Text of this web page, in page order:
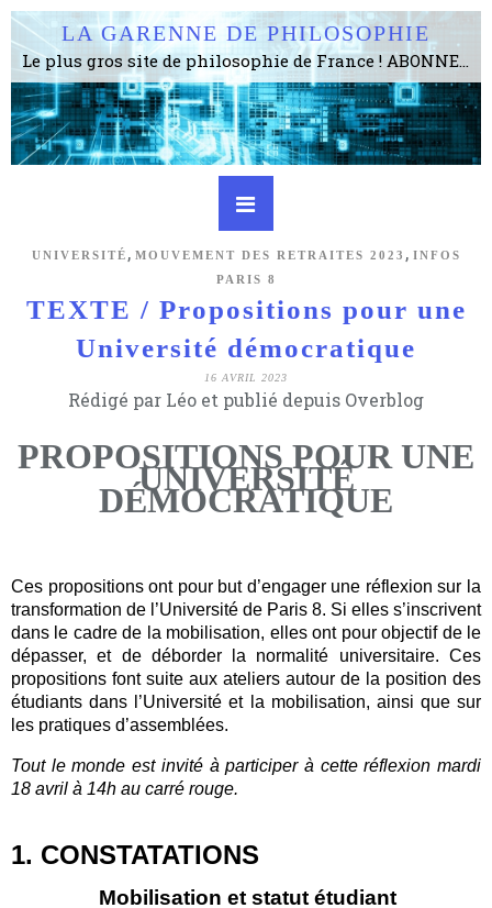
LA GARENNE DE PHILOSOPHIE
Le plus gros site de philosophie de France ! ABONNEZ-VOUS ! 4115 Articles, 1634 abonné·e·s, depuis 2006 . . . . . . . . 2 852 214 pages vues jusqu'à présent. Prestance et être apte à un plus grand nombre de choses.
UNIVERSITÉ , MOUVEMENT DES RETRAITES 2023 , INFOS
PARIS 8
TEXTE / Propositions pour une
Université démocratique
16 AVRIL 2023
Rédigé par Léo et publié depuis Overblog
PROPOSITIONS POUR UNE
UNIVERSITÉ
DÉMOCRATIQUE
Ces propositions ont pour but d’engager une réflexion sur la
transformation de l’Université de Paris 8. Si elles s’inscrivent
dans le cadre de la mobilisation, elles ont pour objectif de le
dépasser, et de déborder la normalité universitaire. Ces
propositions font suite aux ateliers autour de la position des
étudiants dans l’Université et la mobilisation, ainsi que sur
les pratiques d’assemblées.
Tout le monde est invité à participer à cette réflexion mardi
18 avril à 14h au carré rouge.
1. CONSTATATIONS
Mobilisation et statut étudiant